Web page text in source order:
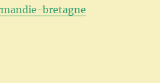
bretagne